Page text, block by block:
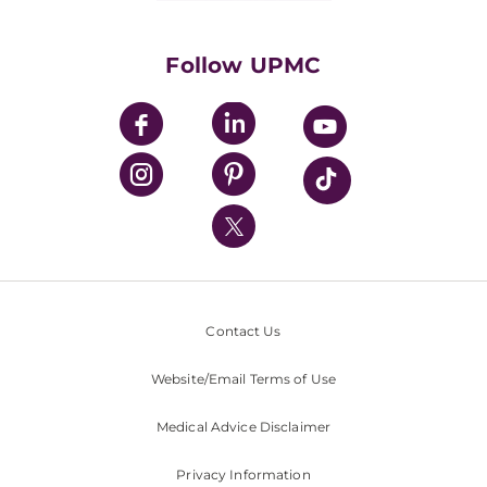
UPMC Enterprises
UPMC Health Plan
UPMC International
Nondiscrimination Policy
Follow UPMC
Contact Us
Website/Email Terms of Use
Medical Advice Disclaimer
Privacy Information